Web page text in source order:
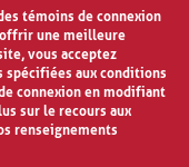
témoins de connexion
une meilleure
vous acceptez
aux conditions
connexion en modifiant
sur le recours aux
renseignements